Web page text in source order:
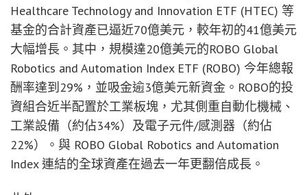
Healthcare Technology and Innovation ETF (HTEC) 等
基金的合計資產已逼近70億美元，較年初的41億美元
大幅增長。其中，規模達20億美元的ROBO Global
Robotics and Automation Index ETF (ROBO) 今年總報
酬率達到29%，並吸金逾3億美元新資金。ROBO的投
資組合近半配置於工業板塊，尤其側重自動化機械、
工業設備（約佔34%）及電子元件/感測器（約佔
22%）。與 ROBO Global Robotics and Automation
Index 連結的全球資產在過去一年更翻倍成長。